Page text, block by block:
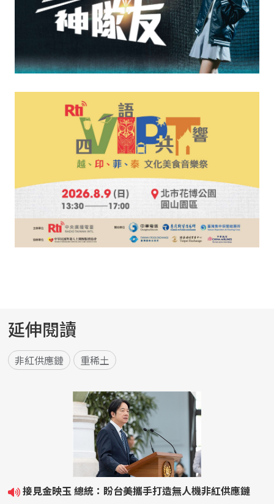
延伸閱讀
非紅供應鏈 重稀土
接見金映玉 總統：盼台美攜手打造無人機非紅供應鏈